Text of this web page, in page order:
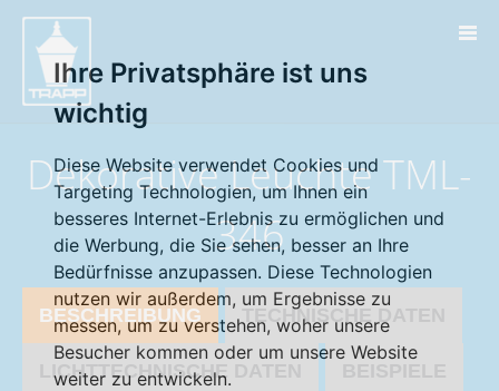
Ihre Privatsphäre ist uns
wichtig
Diese Website verwendet Cookies und
Targeting Technologien, um Ihnen ein
besseres Internet-Erlebnis zu ermöglichen und
die Werbung, die Sie sehen, besser an Ihre
Bedürfnisse anzupassen. Diese Technologien
nutzen wir außerdem, um Ergebnisse zu
messen, um zu verstehen, woher unsere
Besucher kommen oder um unsere Website
weiter zu entwickeln.
Dekorative Leuchte TML-
346
BESCHREIBUNG TECHNISCHE DATEN
LICHTTECHNISCHE DATEN